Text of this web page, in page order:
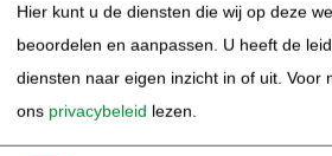
parken en iconische stadswijken
Christus de Verlosser – Sta oog in
van Brazilië op de Corcovado
Lapa & Santa Teresa – Ervaar
art en het creatieve hart van de stad
Hier kunt u de diensten die wij op deze
beoordelen en aanpassen. U heeft de
diensten naar eigen inzicht in of uit. Voor
ons privacybeleid lezen.